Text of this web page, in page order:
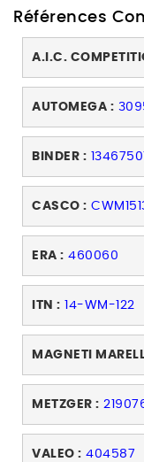
Références
A.I.C.
AUTOMEGA :
BINDER : 13467501
CASCO :
ERA : 460060
ITN : 14-WM-122
MAGNETI
METZGER :
VALEO : 404587